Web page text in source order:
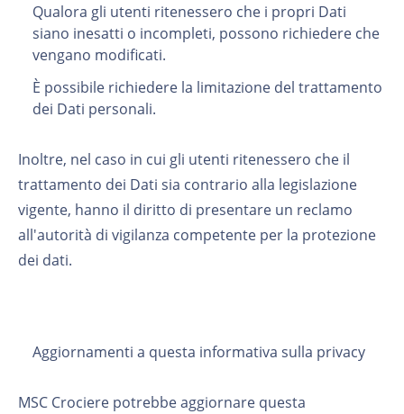
Qualora gli utenti ritenessero che i propri Dati
siano inesatti o incompleti, possono richiedere che
vengano modificati.
È possibile richiedere la limitazione del trattamento
dei Dati personali.
Inoltre, nel caso in cui gli utenti ritenessero che il
trattamento dei Dati sia contrario alla legislazione
vigente, hanno il diritto di presentare un reclamo
all'autorità di vigilanza competente per la protezione
dei dati.
Aggiornamenti a questa informativa sulla privacy
MSC Crociere potrebbe aggiornare questa